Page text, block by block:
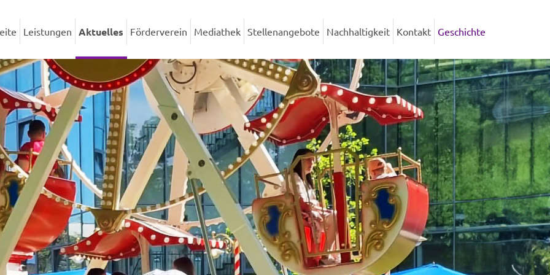
Leistungen Aktuelles Förderverein Mediathek Stellenangebote Nachhaltigkeit Kontakt Geschichte